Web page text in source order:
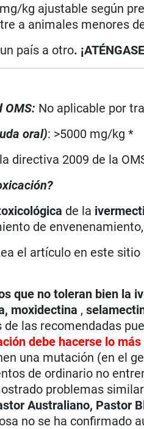
kg ajustable según
a animales menores
país a otro.
OMS: No aplicable por
oral): >5000 mg/kg *
directiva 2009 de la
de la
de
el artículo en este
que no toleran bien la
moxidectina ,
de las recomendadas
debe hacerse lo
una mutación (en el
de ordinario no
problemas
Australiano, Pastor
no se ha confirmado